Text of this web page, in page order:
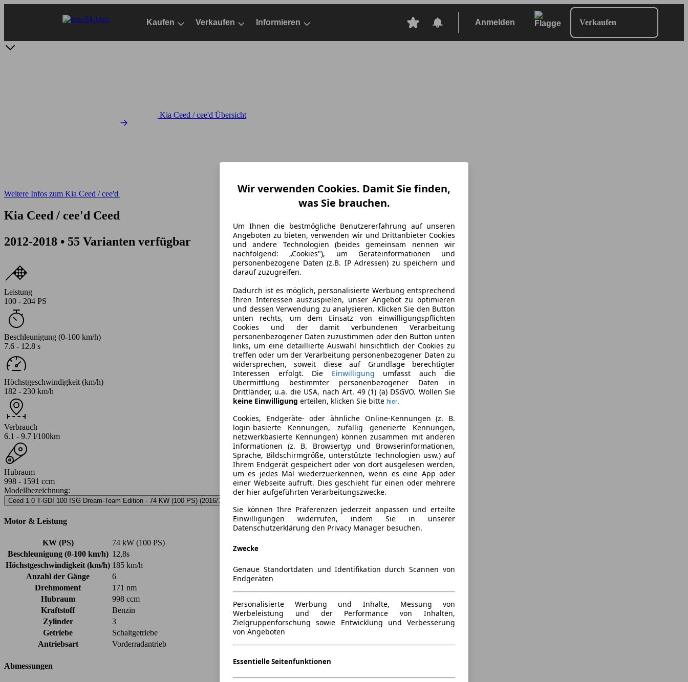
Kaufen Verkaufen Informieren Anmelden Verkaufen
Kia Ceed / cee'd Übersicht
Weitere Infos zum Kia Ceed / cee'd
Kia Ceed / cee'd Ceed
2012-2018 • 55 Varianten verfügbar
Leistung
100 - 204 PS
Beschleunigung (0-100 km/h)
7.6 - 12.8 s
Höchstgeschwindigkeit (km/h)
182 - 230 km/h
Verbrauch
6.1 - 9.7 l/100km
Hubraum
998 - 1591 ccm
Modellbezeichnung:
Ceed 1.0 T-GDI 100 ISG Dream-Team Edition - 74 KW (100 PS) (2016/10 - 2018/05)
Motor & Leistung
KW (PS)
74 kW (100 PS)
Beschleunigung (0-100 km/h) 12,8s
Höchstgeschwindigkeit (km/h) 185 km/h
Anzahl der Gänge
6
Drehmoment
171 nm
Hubraum
998 ccm
Kraftstoff
Benzin
Zylinder
3
Getriebe
Schaltgetriebe
Antriebsart
Vorderradantrieb
Abmessungen
Wir verwenden Cookies. Damit Sie finden,
was Sie brauchen.
Um Ihnen die bestmögliche Benutzererfahrung auf unseren
Angeboten zu bieten, verwenden wir und Drittanbieter Cookies
und andere Technologien (beides gemeinsam nennen wir
nachfolgend: „Cookies"), um Geräteinformationen und
personenbezogene Daten (z.B. IP Adressen) zu speichern und
darauf zuzugreifen.
Dadurch ist es möglich, personalisierte Werbung entsprechend
Ihren Interessen auszuspielen, unser Angebot zu optimieren
und dessen Verwendung zu analysieren. Klicken Sie den Button
unten rechts, um dem Einsatz von einwilligungspflichten
Cookies und der damit verbundenen Verarbeitung
personenbezogener Daten zuzustimmen oder den Button unten
links, um eine detaillierte Auswahl hinsichtlich der Cookies zu
treffen oder um der Verarbeitung personenbezogener Daten zu
widersprechen, soweit diese auf Grundlage berechtigter
Interessen erfolgt. Die Einwilligung umfasst auch die
Übermittlung bestimmter personenbezogener Daten in
Drittländer, u.a. die USA, nach Art. 49 (1) (a) DSGVO. Wollen Sie
keine Einwilligung erteilen, klicken Sie bitte hier.
Cookies, Endgeräte- oder ähnliche Online-Kennungen (z. B.
login-basierte Kennungen, zufällig generierte Kennungen,
netzwerkbasierte Kennungen) können zusammen mit anderen
Informationen (z. B. Browsertyp und Browserinformationen,
Sprache, Bildschirmgröße, unterstützte Technologien usw.) auf
Ihrem Endgerät gespeichert oder von dort ausgelesen werden,
um es jedes Mal wiederzuerkennen, wenn es eine App oder
einer Webseite aufruft. Dies geschieht für einen oder mehrere
der hier aufgeführten Verarbeitungszwecke.
Sie können Ihre Präferenzen jederzeit anpassen und erteilte
Einwilligungen widerrufen, indem Sie in unserer
Datenschutzerklärung den Privacy Manager besuchen.
Zwecke
Genaue Standortdaten und Identifikation durch Scannen von
Endgeräten
Personalisierte Werbung und Inhalte, Messung von
Werbeleistung und der Performance von Inhalten,
Zielgruppenforschung sowie Entwicklung und Verbesserung
von Angeboten
Essentielle Seitenfunktionen